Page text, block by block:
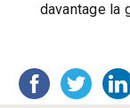
davantage la